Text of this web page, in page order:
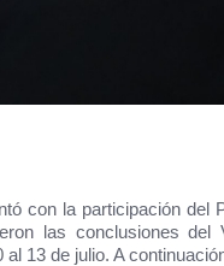
con la participación del
las conclusiones del
al 13 de julio. A